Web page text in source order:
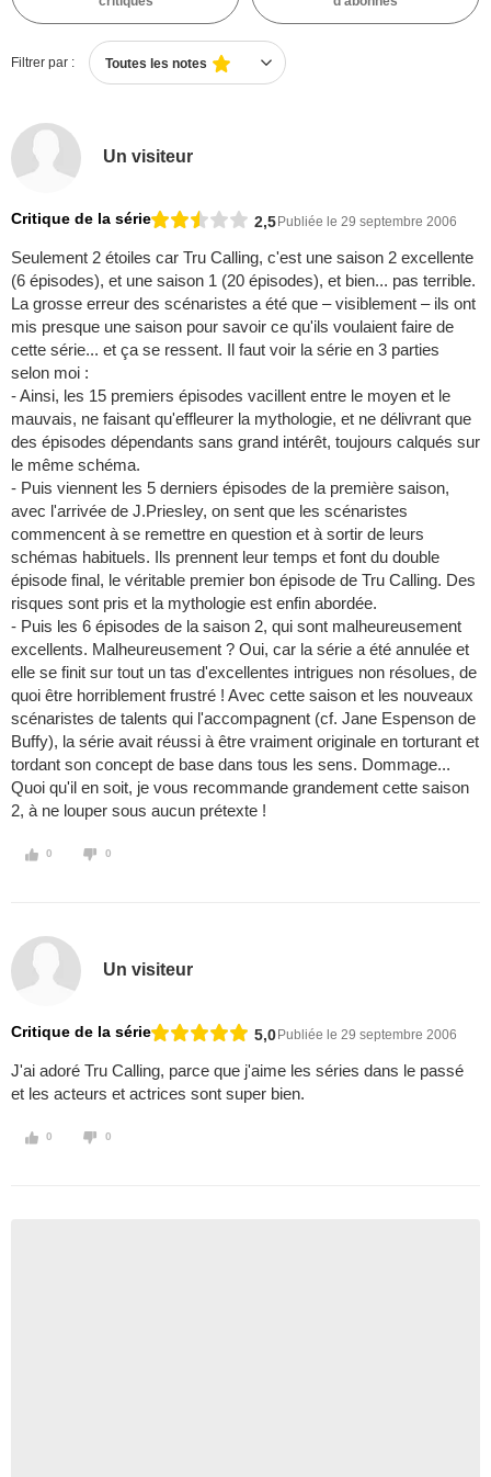
Filtrer par : Toutes les notes
Un visiteur
Critique de la série 2,5Publiée le 29 septembre 2006
Seulement 2 étoiles car Tru Calling, c'est une saison 2 excellente
(6 épisodes), et une saison 1 (20 épisodes), et bien... pas terrible.
La grosse erreur des scénaristes a été que – visiblement – ils ont
mis presque une saison pour savoir ce qu'ils voulaient faire de
cette série... et ça se ressent. Il faut voir la série en 3 parties
selon moi :
- Ainsi, les 15 premiers épisodes vacillent entre le moyen et le
mauvais, ne faisant qu'effleurer la mythologie, et ne délivrant que
des épisodes dépendants sans grand intérêt, toujours calqués sur
le même schéma.
- Puis viennent les 5 derniers épisodes de la première saison,
avec l'arrivée de J.Priesley, on sent que les scénaristes
commencent à se remettre en question et à sortir de leurs
schémas habituels. Ils prennent leur temps et font du double
épisode final, le véritable premier bon épisode de Tru Calling. Des
risques sont pris et la mythologie est enfin abordée.
- Puis les 6 épisodes de la saison 2, qui sont malheureusement
excellents. Malheureusement ? Oui, car la série a été annulée et
elle se finit sur tout un tas d'excellentes intrigues non résolues, de
quoi être horriblement frustré ! Avec cette saison et les nouveaux
scénaristes de talents qui l'accompagnent (cf. Jane Espenson de
Buffy), la série avait réussi à être vraiment originale en torturant et
tordant son concept de base dans tous les sens. Dommage...
Quoi qu'il en soit, je vous recommande grandement cette saison
2, à ne louper sous aucun prétexte !
0 0
Un visiteur
Critique de la série 5,0Publiée le 29 septembre 2006
J'ai adoré Tru Calling, parce que j'aime les séries dans le passé
et les acteurs et actrices sont super bien.
0 0